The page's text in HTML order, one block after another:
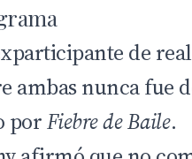
de
ambas nunca fue
porFiebre de Baile.